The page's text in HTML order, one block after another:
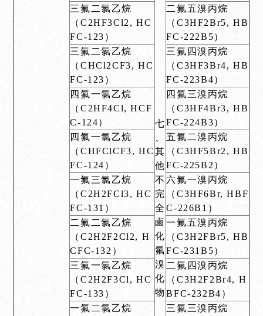
七
、
其
他
不
完
全
鹵
化
氟
溴
化
物
三氟二氯乙烷
（C2HF3Cl2, HC
FC-123）
二氟五溴丙烷
（C3HF2Br5, HB
FC-222B5）
三氟二氯乙烷
（CHCl2CF3, HC
FC-123）
三氟四溴丙烷
（C3HF3Br4, HB
FC-223B4）
四氟一氯乙烷
（C2HF4Cl, HCF
C-124）
四氟三溴丙烷
（C3HF4Br3, HB
FC-224B3）
四氟一氯乙烷
（CHFClCF3, HC
FC-124）
五氟二溴丙烷
（C3HF5Br2, HB
FC-225B2）
一氟三氯乙烷
（C2H2FCl3, HC
FC-131）
六氟一溴丙烷
（C3HF6Br, HBF
C-226B1）
二氟二氯乙烷
（C2H2F2Cl2, H
CFC-132）
一氟五溴丙烷
（C3H2FBr5, HB
FC-231B5）
三氟一氯乙烷
（C2H2F3Cl, HC
FC-133）
二氟四溴丙烷
（C3H2F2Br4, H
BFC-232B4）
一氟二氯乙烷
三氟三溴丙烷